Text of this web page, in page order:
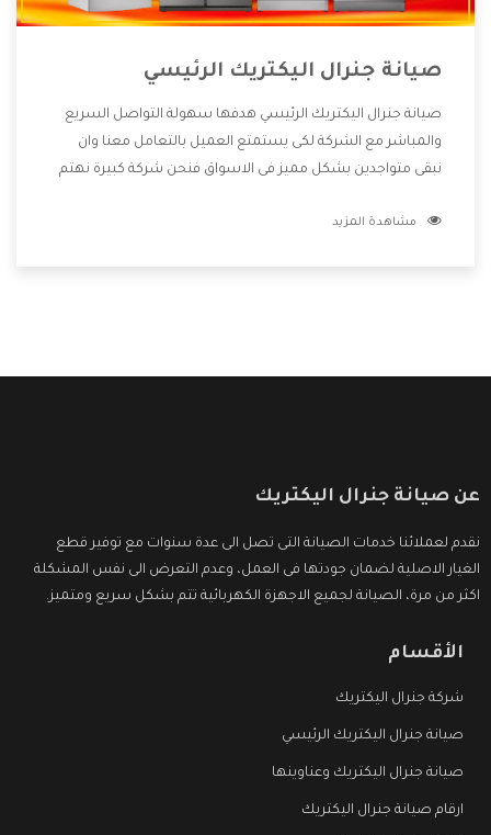
صيانة جنرال اليكتريك الرئيسي
صيانة جنرال اليكتريك الرئيسي هدفها سهولة التواصل السريع
والمباشر مع الشركة لكى يستمتع العميل بالتعامل معنا وان
نبقى متواجدين بشكل مميز فى الاسواق فنحن شركة كبيرة نهتم
الشركة بها والتى تكون منها خدمة الصيانة التى تكون من أهم
مشاهدة المزيد
عن صيانة جنرال اليكتريك
نقدم لعملائنا خدمات الصيانة التى تصل الى عدة سنوات مع توفير قطع
الغيار الاصلية لضمان جودتها فى العمل، وعدم التعرض الى نفس المشكلة
اكثر من مرة، الصيانة لجميع الاجهزة الكهربائية تتم بشكل سريع ومتميز.
الأقسام
شركة جنرال اليكتريك
صيانة جنرال اليكتريك الرئيسي
صيانة جنرال اليكتريك وعناوينها
ارقام صيانة جنرال اليكتريك